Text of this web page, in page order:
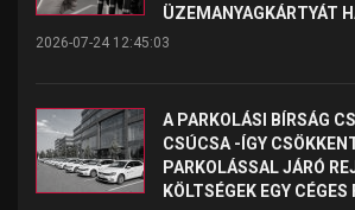
ÜZEMANYAGKÁRTYÁT
2026-07-24 12:45:03
A PARKOLÁSI BÍRSÁG
CSÚCSA -ÍGY
PARKOLÁSSAL JÁRÓ
KÖLTSÉGEK EGY